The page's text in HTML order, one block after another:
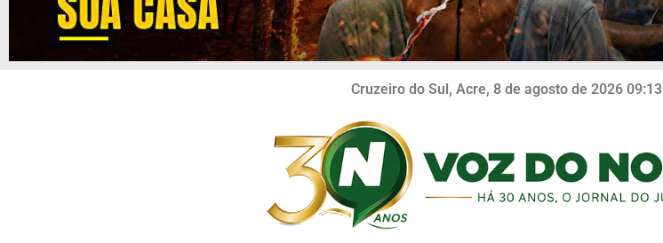
Cruzeiro do Sul, Acre, 8 de agosto de 2026 09:13